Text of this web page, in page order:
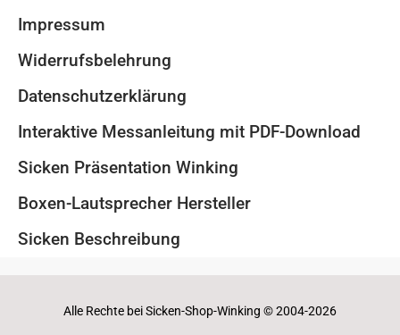
Impressum
Widerrufsbelehrung
Datenschutzerklärung
Interaktive Messanleitung mit PDF-Download
Sicken Präsentation Winking
Boxen-Lautsprecher Hersteller
Sicken Beschreibung
Alle Rechte bei Sicken-Shop-Winking © 2004-2026